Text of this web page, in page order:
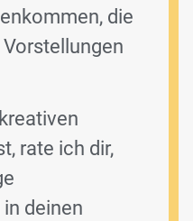
die
rate ich dir,
deinen